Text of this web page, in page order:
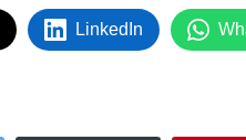
LinkedIn